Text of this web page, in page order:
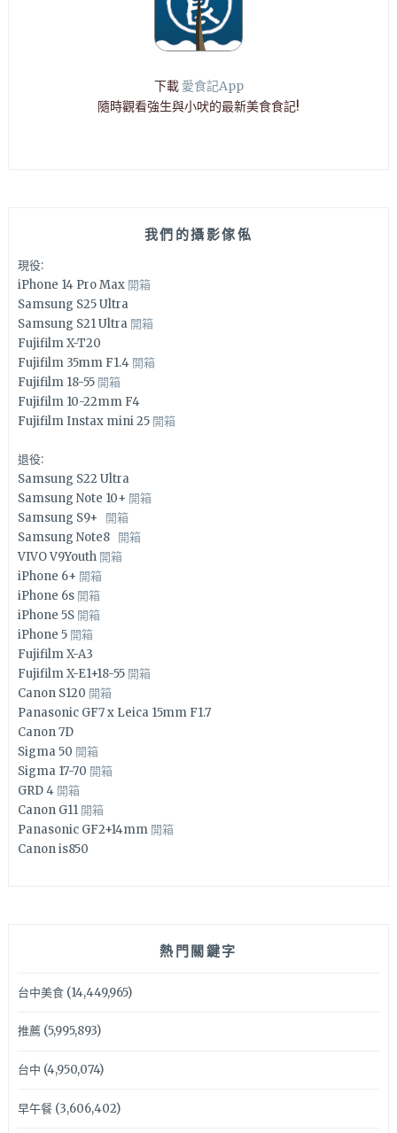
下載 愛食記App
隨時觀看強生與小吠的最新美食食記!
我們的攝影傢俬
現役:
iPhone 14 Pro Max 開箱
Samsung S25 Ultra
Samsung S21 Ultra 開箱
Fujifilm X-T20
Fujifilm 35mm F1.4 開箱
Fujifilm 18-55 開箱
Fujifilm 10-22mm F4
Fujifilm Instax mini 25 開箱
退役:
Samsung S22 Ultra
Samsung Note 10+ 開箱
Samsung S9+ 開箱
Samsung Note8 開箱
VIVO V9Youth 開箱
iPhone 6+ 開箱
iPhone 6s 開箱
iPhone 5S 開箱
iPhone 5 開箱
Fujifilm X-A3
Fujifilm X-E1+18-55 開箱
Canon S120 開箱
Panasonic GF7 x Leica 15mm F1.7
Canon 7D
Sigma 50 開箱
Sigma 17-70 開箱
GRD 4 開箱
Canon G11 開箱
Panasonic GF2+14mm 開箱
Canon is850
熱門關鍵字
台中美食(14,449,965)
推薦(5,995,893)
台中 (4,950,074)
早午餐(3,606,402)